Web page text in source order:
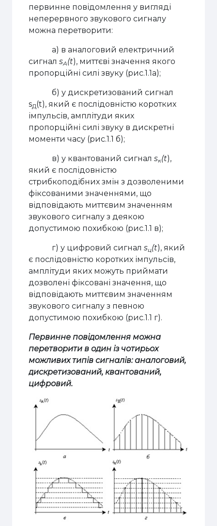
первинне повідомлення у вигляді
неперервного звукового сигналу
можна перетворити:
а) в аналоговий електричний
сигналsA(t), миттєві значення якого
пропорційні силі звуку (рис.1.1а);
б) у дискретизований сигнал
sД(t), який є послідовністю коротких
імпульсів, амплітуди яких
пропорційні силі звуку в дискретні
моменти часу (рис.1.1 б);
в) у квантований сигналsк(t),
який є послідовністю
стрибкоподібних змін з дозволеними
фіксованими значеннями, що
відповідають миттєвим значенням
звукового сигналу з деякою
допустимою похибкою (рис.1.1 в);
г) у цифровий сигналsц(t), який
є послідовністю коротких імпульсів,
амплітуди яких можуть приймати
дозволені фіксовані значення, що
відповідають миттєвим значенням
звукового сигналу з певною
допустимою похибкою (рис.1.1 г).
Первинне повідомлення можна
перетворити в один із чотирьох
можливих типів сигналів: аналоговий,
дискретизований, квантований,
цифровий.